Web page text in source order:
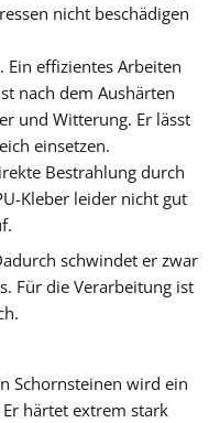
nicht beschädigen
Ein effizientes Arbeiten
nach dem Aushärten
und Witterung. Er lässt
einsetzen.
Bestrahlung durch
Kleber leider nicht gut
schwindet er zwar
Für die Verarbeitung ist
Schornsteinen wird ein
härtet extrem stark